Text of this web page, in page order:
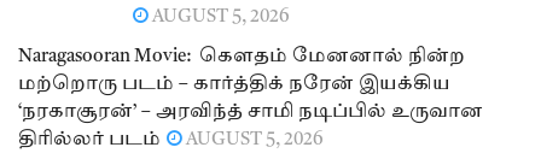
AUGUST 5, 2026
Naragasooran Movie: கௌதம் மேனனால் நின்ற
மற்றொரு படம் – கார்த்திக் நரேன் இயக்கிய
‘நரகாசூரன்’ – அரவிந்த் சாமி நடிப்பில் உருவான
திரில்லர் படம்
AUGUST 5, 2026